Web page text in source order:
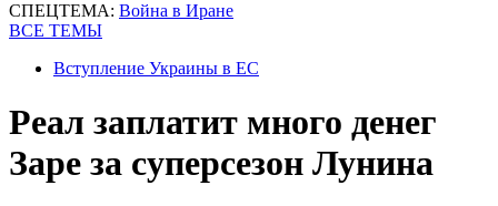
СПЕЦТЕМА: Война в Иране
ВСЕ ТЕМЫ
Вступление Украины в ЕС
Реал заплатит много денег
Заре за суперсезон Лунина